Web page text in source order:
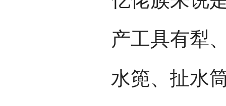
产工具有犁
水篼、扯水